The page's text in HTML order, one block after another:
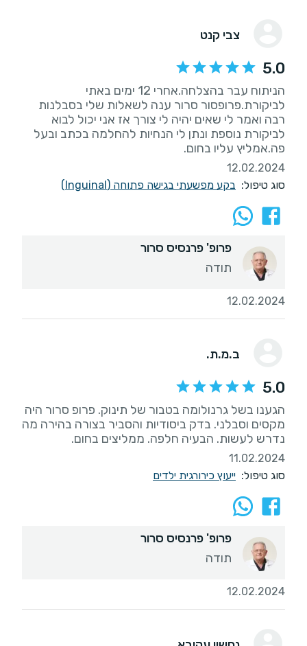
צבי קנט
5.0
הניתוח עבר בהצלחה.אחרי 12 ימים באתי
לביקורת.פרופסור סרור ענה לשאלות שלי בסבלנות
רבה ואמר לי שאים יהיה לי צורך אז אני יכול לבוא
לביקורת נוספת ונתן לי הנחיות להחלמה בכתב ובעל
פה.אמליץ עליו בחום.
12.02.2024
סוג טיפול: בקע מפשעתי בגישה פתוחה (Inguinal)
פרופ' פרנסיס סרור
תודה
12.02.2024
ב.מ.ת.
5.0
הגענו בשל גרנולומה בטבור של תינוק. פרופ סרור היה
מקסים וסבלני. בדק ביסודיות והסביר בצורה בהירה מה
נדרש לעשות. הבעיה חלפה. ממליצים בחום.
11.02.2024
סוג טיפול: ייעוץ כירורגית ילדים
פרופ' פרנסיס סרור
תודה
12.02.2024